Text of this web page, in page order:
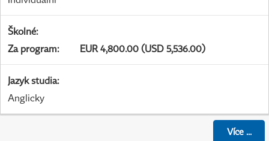
Školné:
Za program: EUR 4,800.00 (USD 5,536.00)
Jazyk studia:
Anglicky
Více...